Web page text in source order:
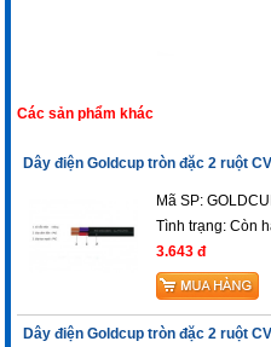
Các sản phẩm khác
Dây điện Goldcup tròn đặc 2 ruột
Mã SP:
Tình trạng:Còn
3.643 đ
Dây điện Goldcup tròn đặc 2 ruột